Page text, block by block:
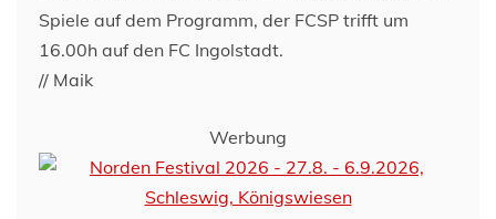
Spiele auf dem Programm, der FCSP trifft um
16.00h auf den FC Ingolstadt.
// Maik
Werbung